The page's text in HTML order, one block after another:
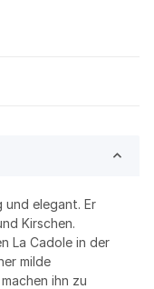
und elegant. Er
Kirschen.
La Cadole in der
milde
ihn zu